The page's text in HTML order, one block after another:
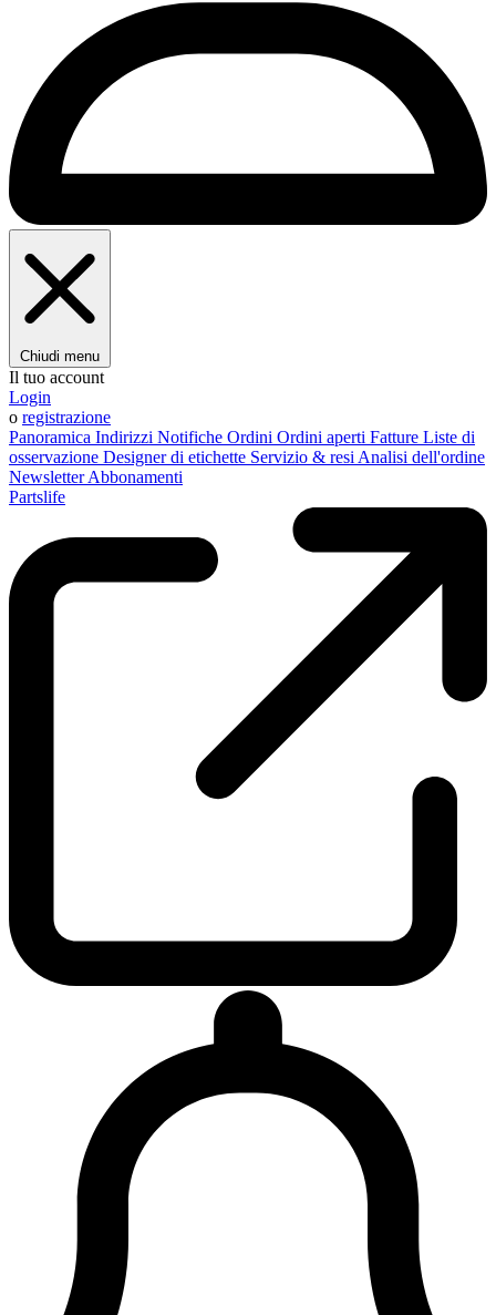
Chiudi menu
Il tuo account
Login
o registrazione
Panoramica Indirizzi Notifiche Ordini Ordini aperti Fatture Liste di
osservazione Designer di etichette Servizio & resi Analisi dell'ordine
NewsletterAbbonamenti
Partslife